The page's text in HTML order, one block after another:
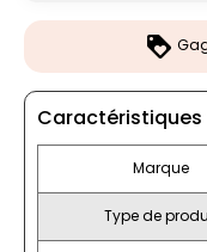
Marque
Type de